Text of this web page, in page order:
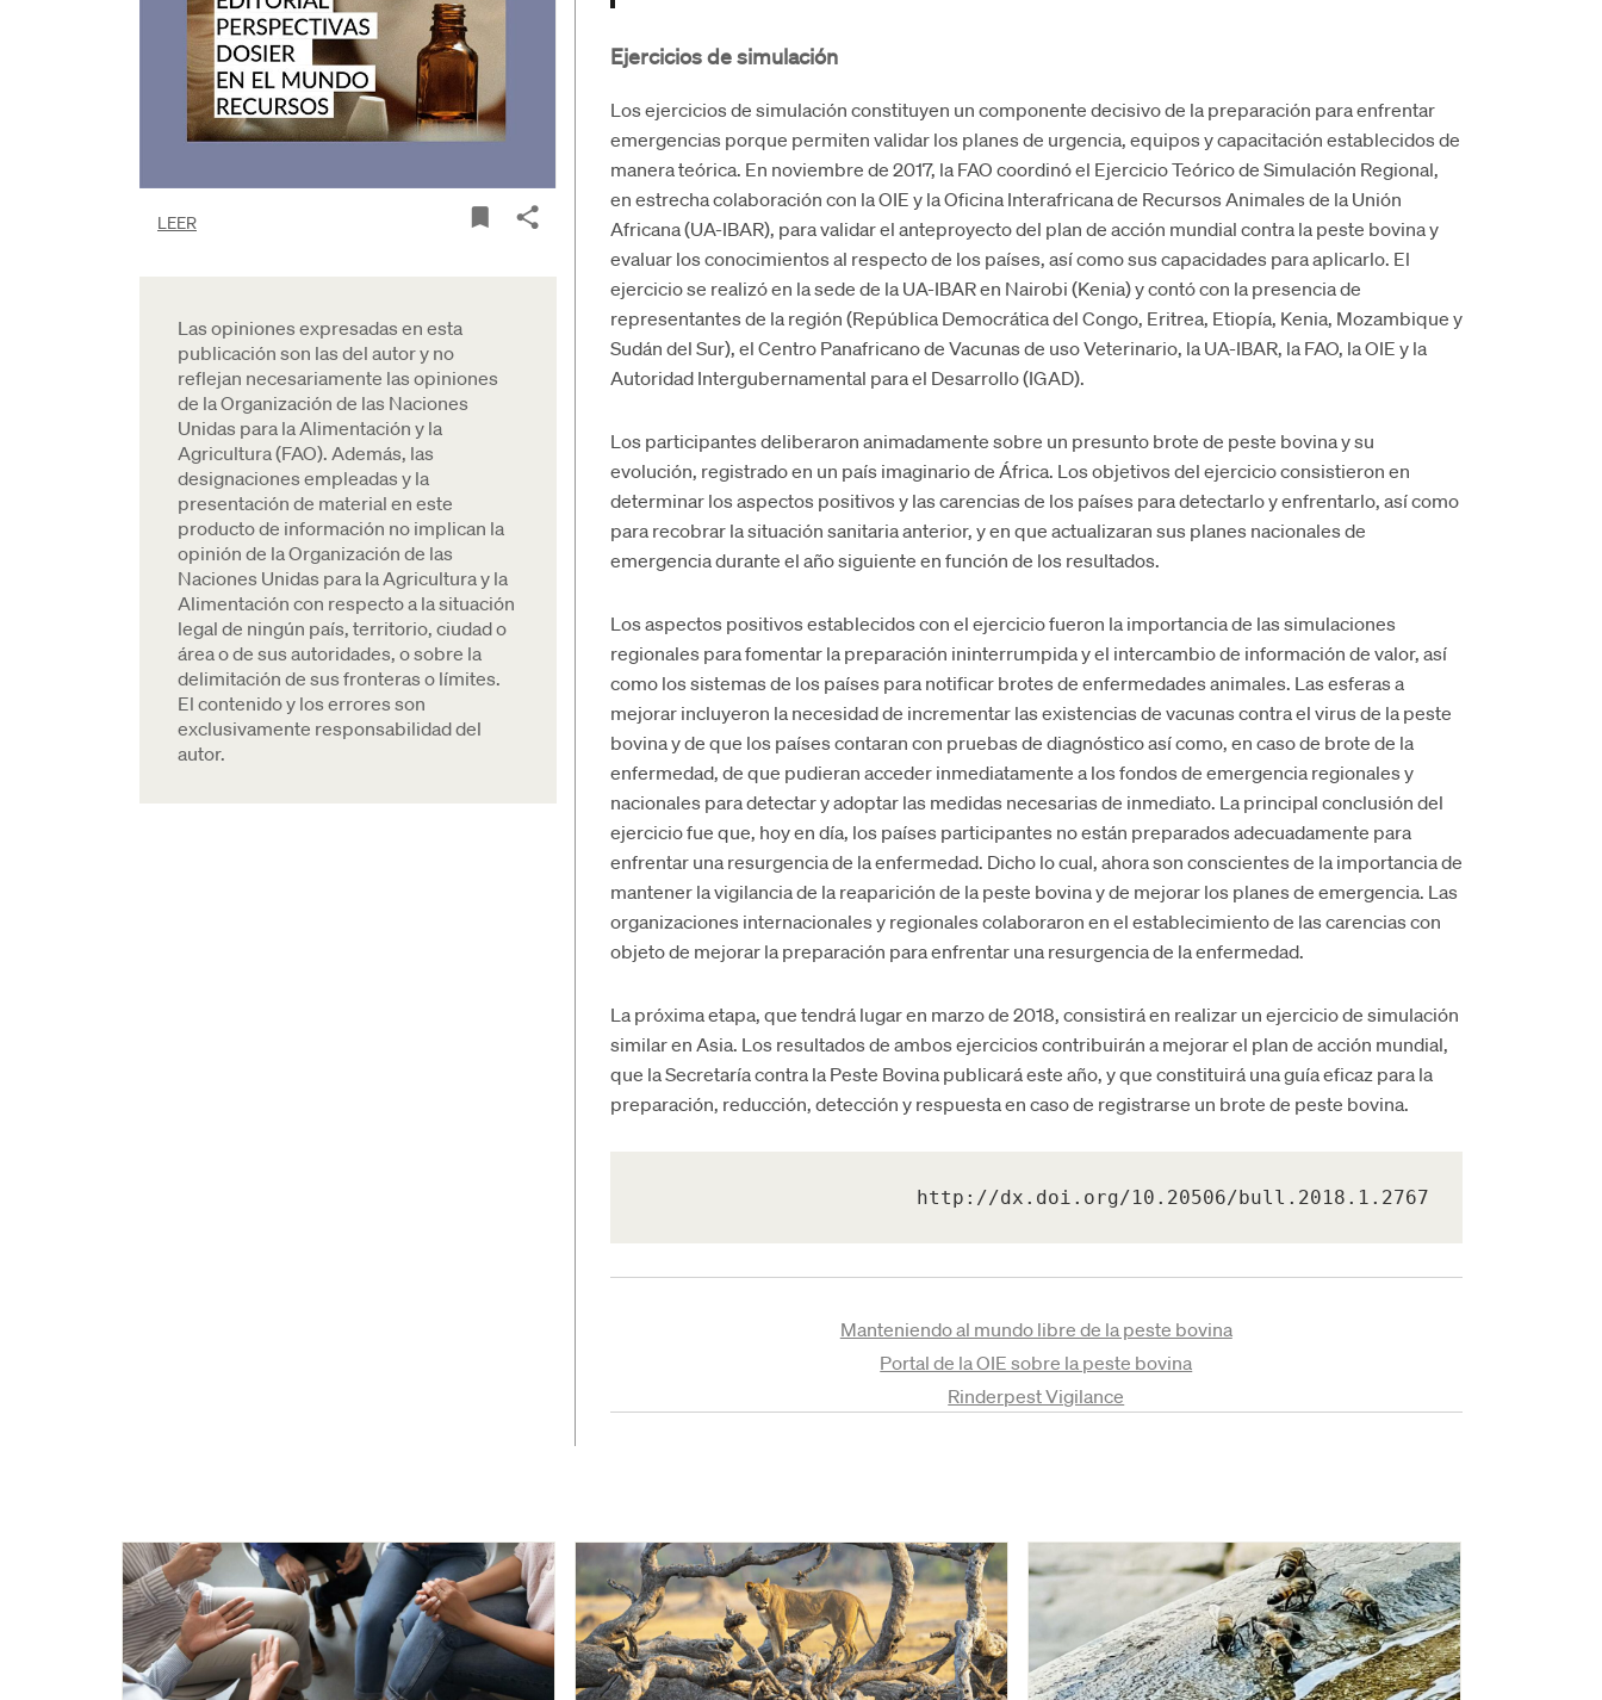
LEER
Las opiniones expresadas en esta
publicación son las del autor y no
reflejan necesariamente las opiniones
de la Organización de las Naciones
Unidas para la Alimentación y la
Agricultura (FAO). Además, las
designaciones empleadas y la
presentación de material en este
producto de información no implican la
opinión de la Organización de las
Naciones Unidas para la Agricultura y la
Alimentación con respecto a la situación
legal de ningún país, territorio, ciudad o
área o de sus autoridades, o sobre la
delimitación de sus fronteras o límites.
El contenido y los errores son
exclusivamente responsabilidad del
autor.
Ejercicios de simulación
Los ejercicios de simulación constituyen un componente decisivo de la preparación para enfrentar
emergencias porque permiten validar los planes de urgencia, equipos y capacitación establecidos de
manera teórica. En noviembre de 2017, la FAO coordinó el Ejercicio Teórico de Simulación Regional,
en estrecha colaboración con la OIE y la Oficina Interafricana de Recursos Animales de la Unión
Africana (UA-IBAR), para validar el anteproyecto del plan de acción mundial contra la peste bovina y
evaluar los conocimientos al respecto de los países, así como sus capacidades para aplicarlo. El
ejercicio se realizó en la sede de la UA-IBAR en Nairobi (Kenia) y contó con la presencia de
representantes de la región (República Democrática del Congo, Eritrea, Etiopía, Kenia, Mozambique y
Sudán del Sur), el Centro Panafricano de Vacunas de uso Veterinario, la UA-IBAR, la FAO, la OIE y la
Autoridad Intergubernamental para el Desarrollo (IGAD).
Los participantes deliberaron animadamente sobre un presunto brote de peste bovina y su
evolución, registrado en un país imaginario de África. Los objetivos del ejercicio consistieron en
determinar los aspectos positivos y las carencias de los países para detectarlo y enfrentarlo, así como
para recobrar la situación sanitaria anterior, y en que actualizaran sus planes nacionales de
emergencia durante el año siguiente en función de los resultados.
Los aspectos positivos establecidos con el ejercicio fueron la importancia de las simulaciones
regionales para fomentar la preparación ininterrumpida y el intercambio de información de valor, así
como los sistemas de los países para notificar brotes de enfermedades animales. Las esferas a
mejorar incluyeron la necesidad de incrementar las existencias de vacunas contra el virus de la peste
bovina y de que los países contaran con pruebas de diagnóstico así como, en caso de brote de la
enfermedad, de que pudieran acceder inmediatamente a los fondos de emergencia regionales y
nacionales para detectar y adoptar las medidas necesarias de inmediato. La principal conclusión del
ejercicio fue que, hoy en día, los países participantes no están preparados adecuadamente para
enfrentar una resurgencia de la enfermedad. Dicho lo cual, ahora son conscientes de la importancia de
mantener la vigilancia de la reaparición de la peste bovina y de mejorar los planes de emergencia. Las
organizaciones internacionales y regionales colaboraron en el establecimiento de las carencias con
objeto de mejorar la preparación para enfrentar una resurgencia de la enfermedad.
La próxima etapa, que tendrá lugar en marzo de 2018, consistirá en realizar un ejercicio de simulación
similar en Asia. Los resultados de ambos ejercicios contribuirán a mejorar el plan de acción mundial,
que la Secretaría contra la Peste Bovina publicará este año, y que constituirá una guía eficaz para la
preparación, reducción, detección y respuesta en caso de registrarse un brote de peste bovina.
http://dx.doi.org/10.20506/bull.2018.1.2767
Manteniendo al mundo libre de la peste bovina
Portal de la OIE sobre la peste bovina
Rinderpest Vigilance